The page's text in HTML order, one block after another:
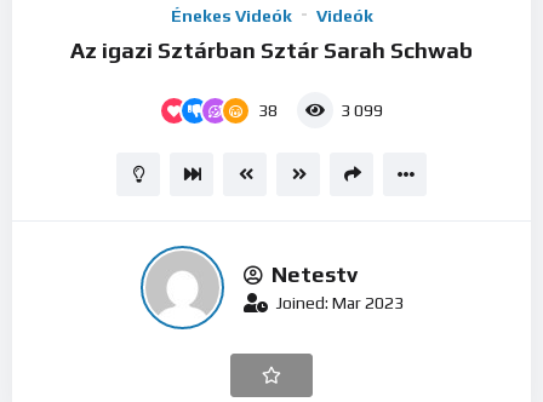
Énekes Videók Videók
Az igazi Sztárban Sztár Sarah Schwab
38 3 099
Netestv
Joined: Mar 2023